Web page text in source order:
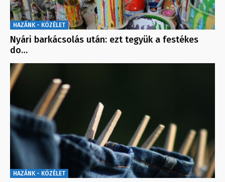
HAZÁNK - KÖZÉLET
Nyári barkácsolás után: ezt tegyük a festékes
do…
HAZÁNK - KÖZÉLET